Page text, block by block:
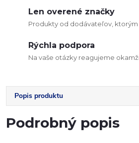
Len overené značky
Produkty od dodávateľov, ktorým
Rýchla podpora
Na vaše otázky reagujeme
Popis produktu
Podrobný popis